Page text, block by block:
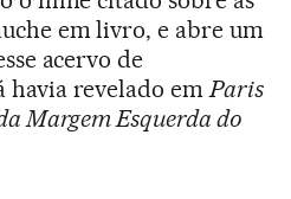
em livro, e abre um
acervo de
havia revelado emParis
Margem Esquerda do